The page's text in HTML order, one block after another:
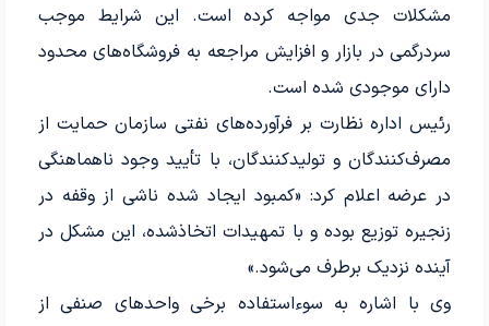
مشکلات جدی مواجه کرده است. این شرایط موجب
سردرگمی در بازار و افزایش مراجعه به فروشگاه‌های محدود
دارای موجودی شده است.
رئیس اداره نظارت بر فرآورده‌های نفتی سازمان حمایت از
مصرف‌کنندگان و تولیدکنندگان، با تأیید وجود ناهماهنگی
در عرضه اعلام کرد: «کمبود ایجاد شده ناشی از وقفه در
زنجیره توزیع بوده و با تمهیدات اتخاذشده، این مشکل در
آینده نزدیک برطرف می‌شود.»
وی با اشاره به سوءاستفاده برخی واحدهای صنفی از